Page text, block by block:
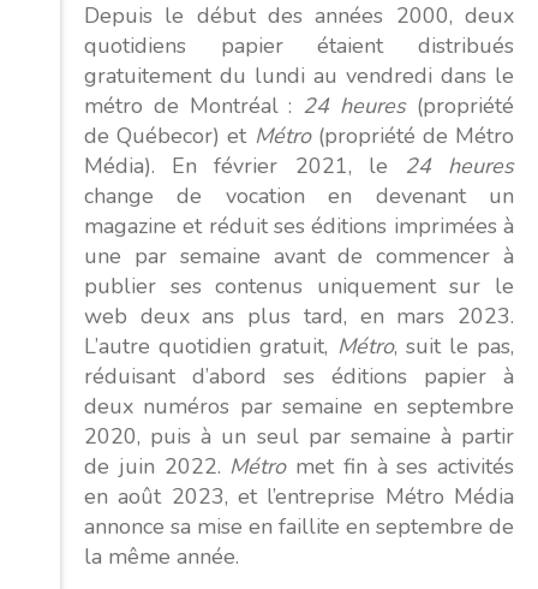
Depuis le début des années 2000, deux
quotidiens papier étaient distribués
gratuitement du lundi au vendredi dans le
métro de Montréal : 24 heures(propriété
de Québecor) et Métro(propriété de Métro
Média). En février 2021, le 24 heures
change de vocation en devenant un
magazine et réduit ses éditions imprimées à
une par semaine avant de commencer à
publier ses contenus uniquement sur le
web deux ans plus tard, en mars 2023.
L’autre quotidien gratuit, Métro, suit le pas,
réduisant d’abord ses éditions papier à
deux numéros par semaine en septembre
2020, puis à un seul par semaine à partir
de juin 2022. Métromet fin à ses activités
en août 2023, et l’entreprise Métro Média
annonce sa mise en faillite en septembre de
la même année.